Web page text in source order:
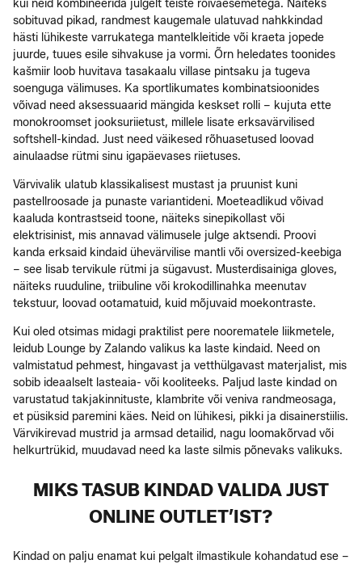
kui neid kombineerida julgelt teiste rõivaesemetega. Näiteks
sobituvad pikad, randmest kaugemale ulatuvad nahkkindad
hästi lühikeste varrukatega mantelkleitide või kraeta jopede
juurde, tuues esile sihvakuse ja vormi. Õrn heledates toonides
kašmiir loob huvitava tasakaalu villase pintsaku ja tugeva
soenguga välimuses. Ka sportlikumates kombinatsioonides
võivad need aksessuaarid mängida keskset rolli – kujuta ette
monokroomset jooksuriietust, millele lisate erksavärvilised
softshell-kindad. Just need väikesed rõhuasetused loovad
ainulaadse rütmi sinu igapäevases riietuses.
Värvivalik ulatub klassikalisest mustast ja pruunist kuni
pastellroosade ja punaste variantideni. Moeteadlikud võivad
kaaluda kontrastseid toone, näiteks sinepikollast või
elektrisinist, mis annavad välimusele julge aktsendi. Proovi
kanda erksaid kindaid ühevärvilise mantli või oversized-keebiga
– see lisab tervikule rütmi ja sügavust. Musterdisainiga gloves,
näiteks ruuduline, triibuline või krokodillinahka meenutav
tekstuur, loovad ootamatuid, kuid mõjuvaid moekontraste.
Kui oled otsimas midagi praktilist pere noorematele liikmetele,
leidub Lounge by Zalando valikus ka laste kindaid. Need on
valmistatud pehmest, hingavast ja vetthülgavast materjalist, mis
sobib ideaalselt lasteaia- või kooliteeks. Paljud laste kindad on
varustatud takjakinnituste, klambrite või veniva randmeosaga,
et püsiksid paremini käes. Neid on lühikesi, pikki ja disainerstiilis.
Värvikirevad mustrid ja armsad detailid, nagu loomakõrvad või
helkurtrükid, muudavad need ka laste silmis põnevaks valikuks.
MIKS TASUB KINDAD VALIDA JUST
ONLINE OUTLET’IST?
Kindad on palju enamat kui pelgalt ilmastikule kohandatud ese –